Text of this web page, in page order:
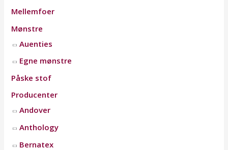
Mellemfoer
Mønstre
Auenties
Egne mønstre
Påske stof
Producenter
Andover
Anthology
Bernatex